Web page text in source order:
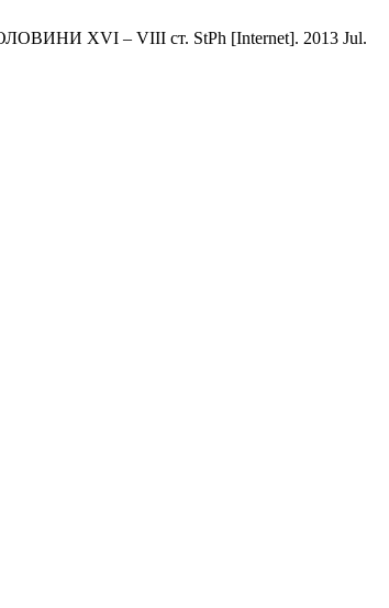
XVI – VIII ст. StPh [Internet]. 2013 Jul.